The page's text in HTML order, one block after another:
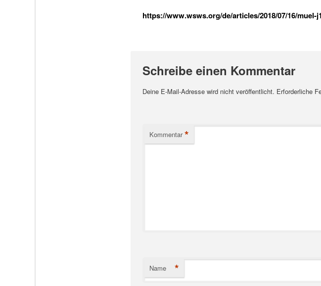
https://www.wsws.org/de/articles/2018/07/16/muel-
Schreibe einen Kommentar
Deine E-Mail-Adresse wird nicht veröffentlicht. Erforderliche
Kommentar *
Name *